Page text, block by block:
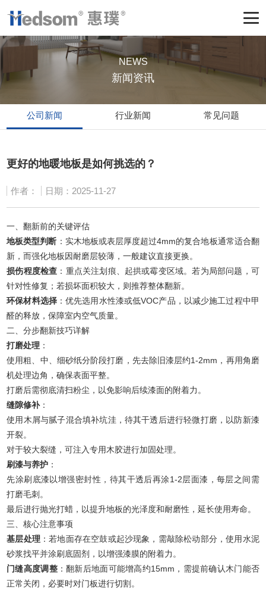
NEWS
新闻资讯
公司新闻 行业新闻 常见问题
更好的地暖地板是如何挑选的？
作者： 日期：2025-11-27
一、翻新前的关键评估
地板类型判断 ：实木地板或表层厚度超过4mm的复合地板通常适合翻
新，而强化地板因耐磨层较薄，一般建议直接更换。
损伤程度检查 ：重点关注划痕、起拱或霉变区域。若为局部问题，可
针对性修复；若损坏面积较大，则推荐整体翻新。
环保材料选择：优先选用水性漆或低VOC产品，以减少施工过程中甲
醛的释放，保障室内空气质量。
二、分步翻新技巧详解
打磨处理 ：
使用粗、中、细砂纸分阶段打磨，先去除旧漆层约1-2mm，再用角磨
机处理边角，确保表面平整。
打磨后需彻底清扫粉尘，以免影响后续漆面的附着力。
缝隙修补：
使用木屑与腻子混合填补坑洼，待其干透后进行轻微打磨，以防新漆
开裂。
对于较大裂缝，可注入专用木胶进行加固处理。
刷漆与养护 ：
先涂刷底漆以增强密封性，待其干透后再涂1-2层面漆，每层之间需
打磨毛刺。
最后进行抛光打蜡，以提升地板的光泽度和耐磨性，延长使用寿命。
三、核心注意事项
基层处理：若地面存在空鼓或起沙现象，需敲除松动部分，使用水泥
砂浆找平并涂刷底固剂，以增强漆膜的附着力。
门缝高度调整：翻新后地面可能增高约15mm，需提前确认木门能否
正常关闭，必要时对门板进行切割。